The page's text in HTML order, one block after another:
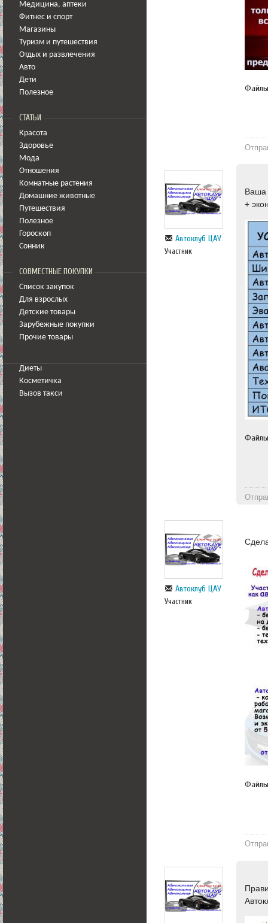
Медицина, аптеки
Фитнес и спорт
Магазины
Туризм и путешествия
Отдых и развлечения
Авто
Дети
Полезное
СТАТЬИ
Красота
Здоровье
Мода
Отношения
Комнатные растения
Домашние животные
Путешествия
Полезное
Гороскоп
Сонник
СОВМЕСТНЫЕ ПОКУПКИ
Список закупок
Для взрослых
Детские товары
Зарубежные покупки
Прочие товары
Диеты
Косметичка
Вызов такси
Автоклуб ЦАУ
Участник
Ваша
+
Автоклуб ЦАУ
Участник